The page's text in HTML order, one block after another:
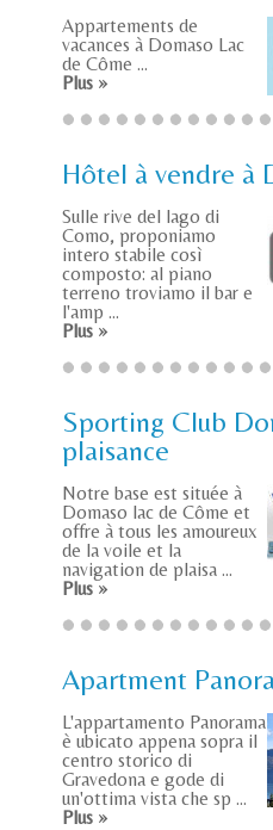
Appartements de
vacances à Domaso Lac
de Côme ...
Plus »
Hôtel à vendre à
Sulle rive del lago di
Como, proponiamo
intero stabile così
composto: al piano
terreno troviamo il bar e
l'amp ...
Plus »
Sporting Club
plaisance
Notre base est située à
Domaso lac de Côme et
offre à tous les amoureux
de la voile et la
navigation de plaisa ...
Plus »
Apartment
L'appartamento Panorama
è ubicato appena sopra il
centro storico di
Gravedona e gode di
un'ottima vista che sp ...
Plus »